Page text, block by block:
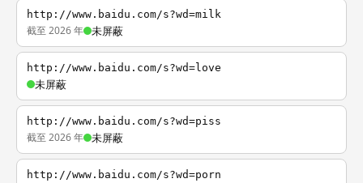
http://www.baidu.com/s?wd=milk
截至 2026 年 未屏蔽
http://www.baidu.com/s?wd=love
未屏蔽
http://www.baidu.com/s?wd=piss
截至 2026 年 未屏蔽
http://www.baidu.com/s?wd=porn